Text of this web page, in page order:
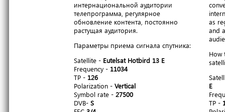
интернациональной аудитории
телепрограмма, регулярное
обновление контента, постоянно
растущая аудитория.
Параметры приема сигнала спутника:
Satellite - Eutelsat Hotbird 13 E
Frequency - 11034
TP - 126
Polarization - Vertical
Symbol rate - 27500
DVB- S
as
and
How
E
TP -